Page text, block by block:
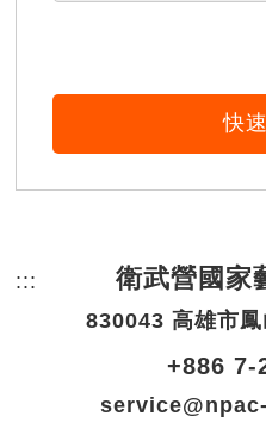
快
::: 頁尾網站資訊。
衛武營國家
830043 高雄市
+886 7-